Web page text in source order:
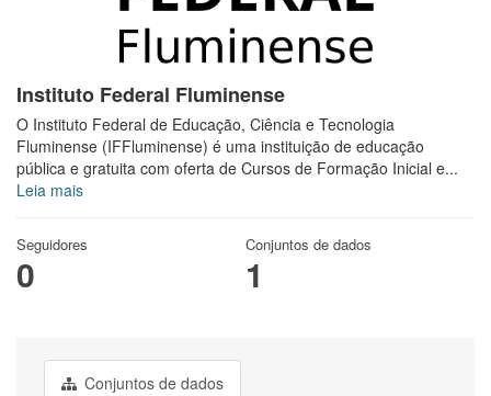
Instituto Federal Fluminense
O Instituto Federal de Educação, Ciência e Tecnologia
Fluminense (IFFluminense) é uma instituição de educação
pública e gratuita com oferta de Cursos de Formação Inicial e...
Leia mais
Seguidores
0
Conjuntos de dados
1
Conjuntos de dados